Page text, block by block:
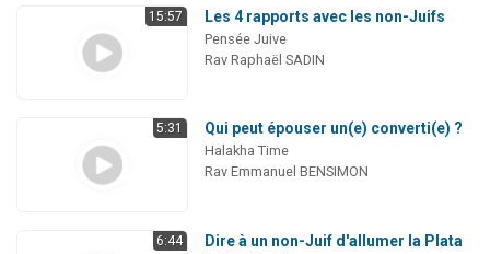
15:57 Les 4 rapports avec les non-Juifs
Pensée Juive
Rav Raphaël SADIN
5:31 Qui peut épouser un(e) converti(e) ?
Halakha Time
Rav Emmanuel BENSIMON
6:44
Dire à un non-Juif d'allumer la Plata